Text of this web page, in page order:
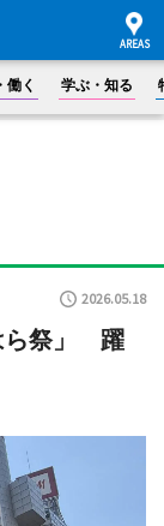
働く 学ぶ・知る
2026.05.18
ら祭」 躍